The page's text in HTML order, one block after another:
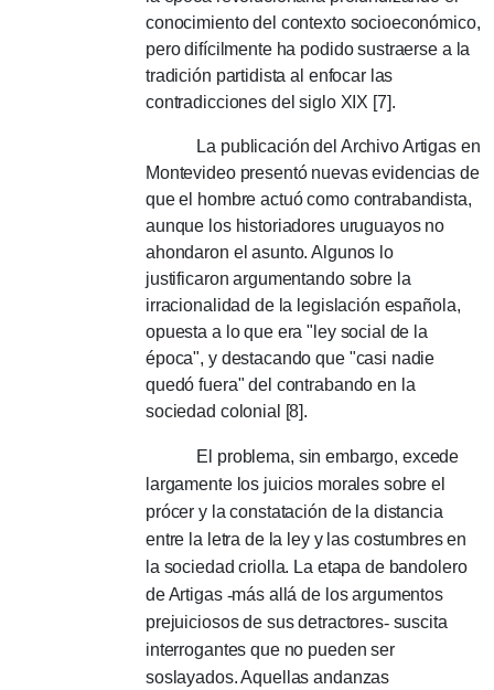
conocimiento del contexto socioeconómico,
pero difícilmente ha podido sustraerse a la
tradición partidista al enfocar las
contradicciones del siglo XIX [7].
La publicación del Archivo Artigas en
Montevideo presentó nuevas evidencias de
que el hombre actuó como contrabandista,
aunque los historiadores uruguayos no
ahondaron el asunto.Algunos lo
justificaron argumentando sobre la
irracionalidad de la legislación española,
opuesta a lo que era "ley social de la
época", y destacando que "casi nadie
quedó fuera" del contrabando en la
sociedad colonial [8].
El problema, sin embargo, excede
largamente los juicios morales sobre el
prócer y la constatación de la distancia
entre la letra de la ley y las costumbres en
la sociedad criolla. La etapa de bandolero
de Artigas -más allá de los argumentos
prejuiciosos de sus detractores- suscita
interrogantes que no pueden ser
soslayados.Aquellas andanzas